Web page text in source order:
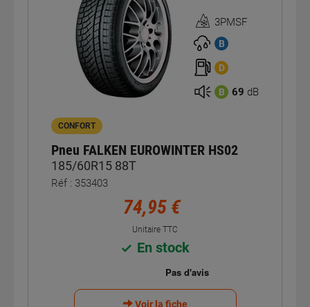
Homologation
3PMSF
3PMSF
B
D
B 69 dB
CONFORT
Pneu FALKEN EUROWINTER HS02
185/60R15 88T
Réf : 353403
74,95 €
Unitaire TTC
En stock
Voir la fiche